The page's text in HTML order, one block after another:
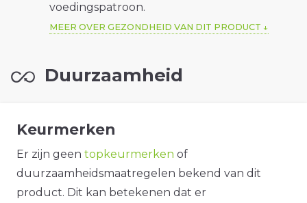
voedingspatroon.
MEER OVER GEZONDHEID VAN DIT PRODUCT
Duurzaamheid
Keurmerken
Er zijn geen topkeurmerken of
duurzaamheidsmaatregelen bekend van dit
product. Dit kan betekenen dat er